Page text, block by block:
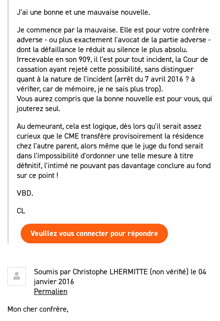
J'ai une bonne et une mauvaise nouvelle.
Je commence par la mauvaise. Elle est pour votre confrère
adverse - ou plus exactement l'avocat de la partie adverse -
dont la défaillance le réduit au silence le plus absolu.
Irrecevable en son 909, il l'est pour tout incident, la Cour de
cassation ayant rejeté cette possibilité, sans distinguer
quant à la nature de l'incident (arrêt du 7 avril 2016 ? à
vérifier, car de mémoire, je ne sais plus trop).
Vous aurez compris que la bonne nouvelle est pour vous, qui
jouterez seul.
Au demeurant, cela est logique, dès lors qu'il serait assez
curieux que le CME transfère provisoirement la résidence
chez l'autre parent, alors même que le juge du fond serait
dans l'impossibilité d'ordonner une telle mesure à titre
définitif, l'intimé ne pouvant pas davantage conclure au fond
sur ce point !
VBD.
CL
Veuillez vous connecter pour répondre
Soumis parChristophe LHERMITTE (non vérifié) le 04
janvier 2016
Permalien
Mon cher confrère,